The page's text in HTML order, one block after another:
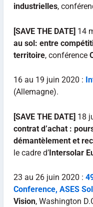
industrielles,
[SAVE THE DATE] 14
au sol: entre
territoire, conférence
16 au 19 juin 2020 :
(Allemagne).
[SAVE THE DATE] 18
contrat d’achat :
démantèlement et
le cadre d’Intersolar
23 au 26 juin 2020 :
Conference, ASES
Vision, Washington